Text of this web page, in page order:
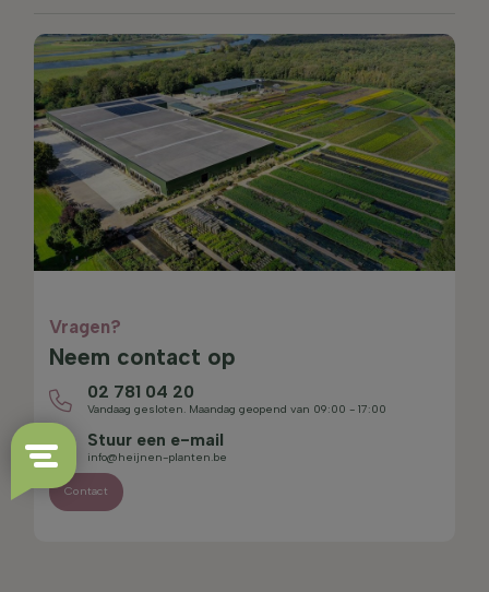
Vragen?
Neem contact op
02 781 04 20
Vandaag gesloten. Maandag geopend van 09:00 - 17:00
Stuur een e-mail
info@heijnen-planten.be
Contact